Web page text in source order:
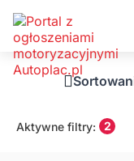
Aktywne filtry: 2